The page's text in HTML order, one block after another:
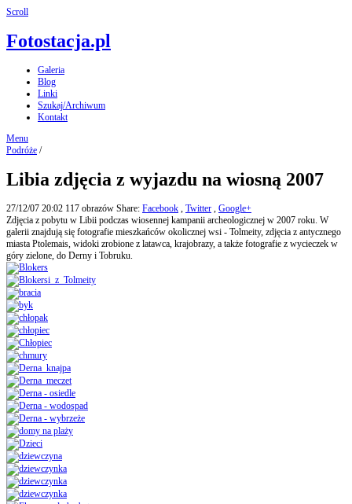
Scroll
Fotostacja.pl
Galeria
Blog
Linki
Szukaj/Archiwum
Kontakt
Menu
Podróże /
Libia zdjęcia z wyjazdu na wiosną 2007
27/12/07 20:02 117 obrazów Share: Facebook , Twitter , Google+
Zdjęcia z pobytu w Libii podczas wiosennej kampanii archeologicznej w 2007 roku. W
galerii znajdują się fotografie mieszkańców okolicznej wsi - Tolmeity, zdjęcia z antycznego
miasta Ptolemais, widoki zrobione z latawca, krajobrazy, a także fotografie z wycieczek w
góry zielone, do Derny i Tobruku.